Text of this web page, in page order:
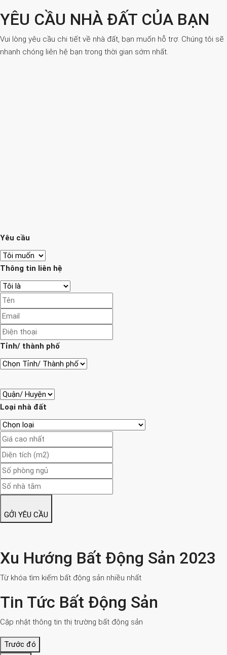
YÊU CẦU NHÀ ĐẤT CỦA BẠN
Vui lòng yêu cầu chi tiết về nhà đất, bạn muốn hỗ trợ. Chúng tôi sẽ
nhanh chóng liên hệ bạn trong thời gian sớm nhất.
Yêu cầu
Thông tin liên hệ
Tỉnh/ thành phố
Loại nhà đất
GỞI YÊU CẦU
Xu Hướng Bất Động Sản 2023
Từ khóa tìm kiếm bất động sản nhiều nhất
Tin Tức Bất Động Sản
Cập nhật thông tin thị trường bất động sản
Trước đó